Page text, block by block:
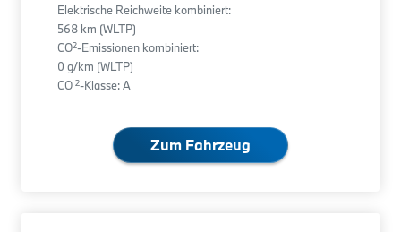
Elektrische Reichweite kombiniert:
568 km (WLTP)
CO2-Emissionen kombiniert:
0 g/km (WLTP)
CO 2-Klasse: A
Zum Fahrzeug